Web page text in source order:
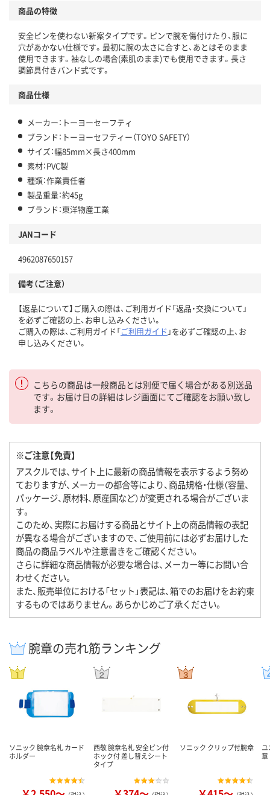
商品の特徴
安全ピンを使わない新案タイプです。ピンで腕を傷付けたり、服に
穴があかない仕様です。最初に腕の太さに合すと、あとはそのまま
使用できます。袖なしの場合(素肌のまま)でも使用できます。長さ
調節具付きバンド式です。
商品仕様
メーカー：トーヨーセーフティ
ブランド：トーヨーセフティー（TOYO SAFETY）
サイズ：幅85mm×長さ400mm
素材：PVC製
種類：作業責任者
製品重量：約45g
ブランド：東洋物産工業
JANコード
4962087650157
備考（ご注意）
【返品について】ご購入の際は、ご利用ガイド「返品・交換について」
を必ずご確認の上、お申し込みください。
ご購入の際は、ご利用ガイド「ご利用ガイド 」を必ずご確認の上、お
申し込みください。
こちらの商品は一般商品とは別便で届く場合がある別送品
です。お届け日の詳細はレジ画面にてご確認をお願い致し
ます。
※ご注意【免責】
アスクルでは、サイト上に最新の商品情報を表示するよう努め
ておりますが、メーカーの都合等により、商品規格・仕様（容量、
パッケージ、原材料、原産国など）が変更される場合がございま
す。
このため、実際にお届けする商品とサイト上の商品情報の表記
が異なる場合がございますので、ご使用前には必ずお届けした
商品の商品ラベルや注意書きをご確認ください。
さらに詳細な商品情報が必要な場合は、メーカー等にお問い合
わせください。
また、販売単位における「セット」表記は、箱でのお届けをお約束
するものではありません。あらかじめご了承ください。
腕章の売れ筋ランキング
ソニック 腕章名札 カード
ホルダー
西敬 腕章名札 安全ピン付
ホック付 差し替えシート
タイプ
ソニック クリップ付腕章